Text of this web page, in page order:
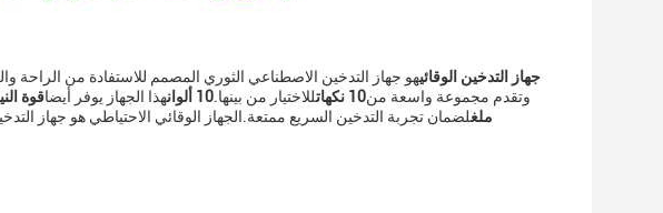
جهاز التدخين الوقائيهو جهاز التدخين الاصطناعي الثوري المصمم للاستفادة من الراحة
وتقدم مجموعة واسعة من10 نكهات للاختيار من بينها. 10 ألوان هذا الجهاز يوفر أيضا
ملغلضمان تجربة التدخين السريع ممتعة.الجهاز الوقائي الاحتياطي هو جهاز